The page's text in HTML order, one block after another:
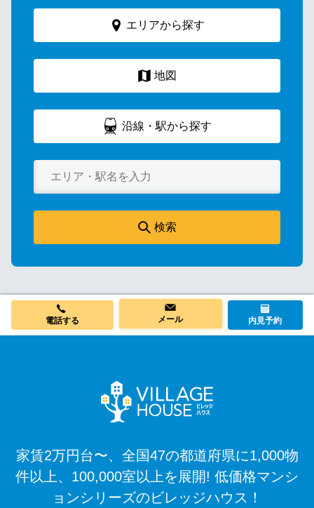
エリアから探す
地図
沿線・駅から探す
検索
電話する メール 内見予約
家賃2万円台〜、全国47の都道府県に1,000物
件以上、100,000室以上を展開! 低価格マンシ
ョンシリーズのビレッジハウス！